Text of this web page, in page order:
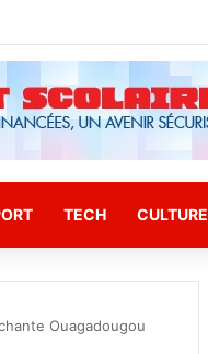
TECH CULTURE
Ouagadougou